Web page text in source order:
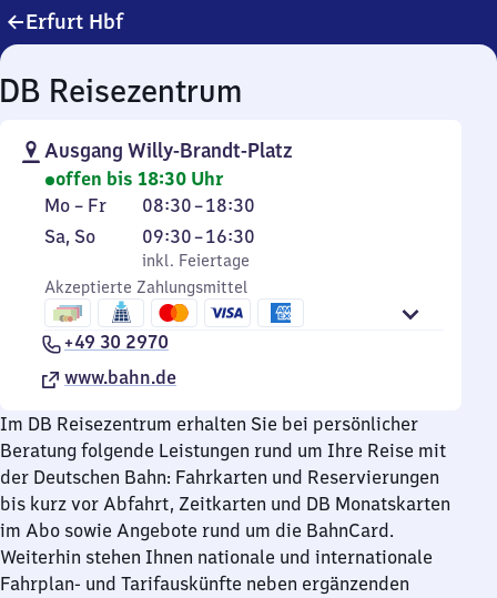
Erfurt Hbf
Reisezentrum
Ausgang Willy-Brandt-Platz
offen bis 18:30 Uhr
Montag
bis
Mo – Fr 08:30–18:30
Von
8
Uhr
30
bis
18
Uhr
30
Samstag
Sonntag
Sa, So,
inkl. Feiertage
09:30–16:30
Von
9
Uhr
30
bis
16
30
inkl. Feiertage
Akzeptierte Zahlungsmittel
+49 30 2970
www.bahn.de
Im DB Reisezentrum erhalten Sie bei persönlicher
Beratung folgende Leistungen rund um Ihre Reise mit
der Deutschen Bahn: Fahrkarten und Reservierungen
bis kurz vor Abfahrt, Zeitkarten und DB Monatskarten
im Abo sowie Angebote rund um die BahnCard.
Weiterhin stehen Ihnen nationale und internationale
Fahrplan- und Tarifauskünfte neben ergänzenden